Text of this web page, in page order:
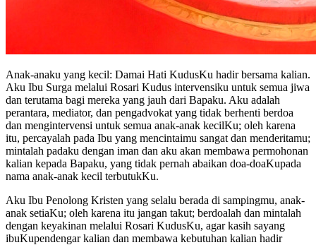
Anak-anaku yang kecil: Damai Hati KudusKu hadir bersama kalian.
Aku Ibu Surga melalui Rosari Kudus intervensiku untuk semua jiwa
dan terutama bagi mereka yang jauh dari Bapaku. Aku adalah
perantara, mediator, dan pengadvokat yang tidak berhenti berdoa
dan mengintervensi untuk semua anak-anak kecilKu; oleh karena
itu, percayalah pada Ibu yang mencintaimu sangat dan menderitamu;
mintalah padaku dengan iman dan aku akan membawa permohonan
kalian kepada Bapaku, yang tidak pernah abaikan doa-doaKupada
nama anak-anak kecil terbutukKu.
Aku Ibu Penolong Kristen yang selalu berada di sampingmu, anak-
anak setiaKu; oleh karena itu jangan takut; berdoalah dan mintalah
dengan keyakinan melalui Rosari KudusKu, agar kasih sayang
ibuKupendengar kalian dan membawa kebutuhan kalian hadir